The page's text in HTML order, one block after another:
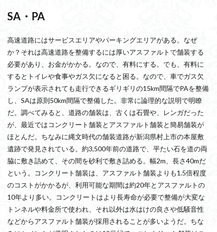
SA・PA
高速道路にはサービスエリアやパーキングエリアがある。なぜ
か？それは高速道路を整備するには厚いアスファルトで舗装する
必要があり、お金がかかる。なので、有料にする。でも、有料に
するとトイレや食事やガス欠になると困る。なので、車でガス欠
ランプが表示されても走行できるギリギリの15km間隔でPAを整備
し、SAは原則50km間隔で整備した。非常に論理的な説明で明瞭
だ。調べてみると、道路の舗装は、古くは石畳や、レンガだった
が、最近ではコンクリート舗装とアスファルト舗装と簡易舗装が
ほとんだ。ちなみに縄文時代の舗装道路が新潟県村上市の本屋敷
遺跡で発見されている。約3,500年前の道路で、平たい石を道の両
脇に敷き詰めて、その間を砂利で敷き詰める。幅2m、長さ40mだ
という。コンクリート舗装は、アスファルト舗装よりも1.5倍程度
のコストがかかるが、利用可能な期間は約20年とアスファルトの
10年より多い。コンクリートはより長寿命が必要で整備が大変な
トンネルや料金所で使われ、それ以外は水はけの良さや低騒音性
などからアスファルト舗装が採用されることが多いようだ。ちな